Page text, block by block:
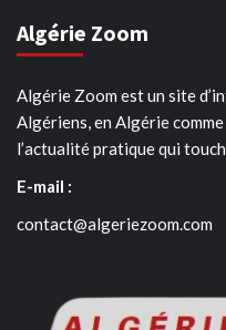
Algérie Zoom
Algérie Zoom est un site
Algériens, en Algérie
l’actualité pratique qui
E-mail :
contact@algeriezoom.com